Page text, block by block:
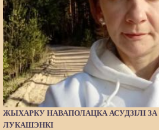
ЖЫХАРКУ НАВАПОЛАЦКА АСУДЗІЛІ ЗА
ЛУКАШЭНКІ